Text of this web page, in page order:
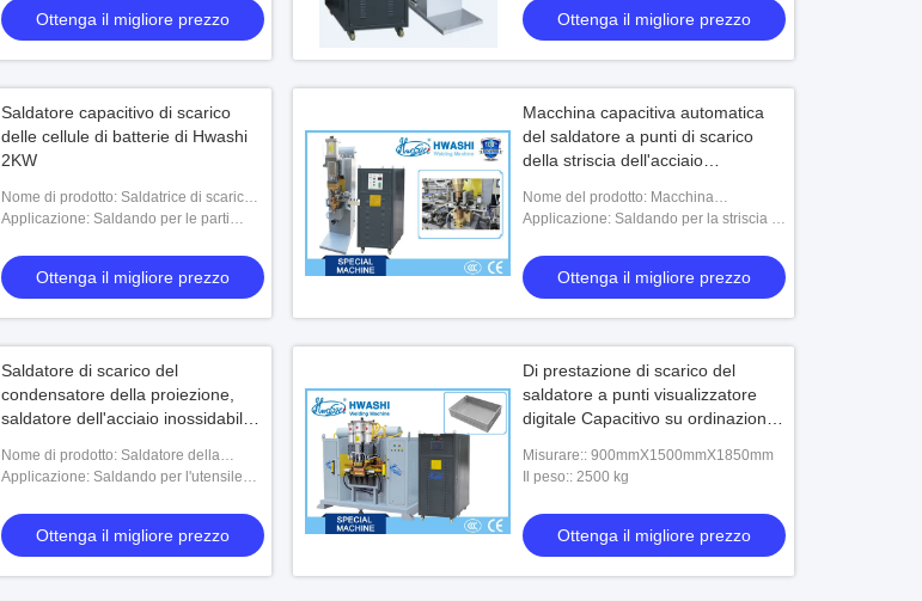
Ottenga il migliore prezzo Ottenga il migliore prezzo
Saldatore capacitivo di scarico
delle cellule di batterie di Hwashi
2KW
Nome di prodotto: Saldatrice di scarico
del condensatore di WL-C-2K per le
Applicazione: Saldando per le parti
Ottenga il migliore prezzo
Macchina capacitiva automatica
del saldatore a punti di scarico
della striscia dell'acciaio
Nome del prodotto: Macchina
automatica della saldatura a punti di
dell'acciaio
Applicazione: Saldando per la striscia di
Ottenga il migliore prezzo
Saldatore di scarico del
condensatore della proiezione,
saldatore dell'acciaio inossidabile
Nome di prodotto: Saldatore della
proiezione di scarico del condensatore,
ac
Applicazione: Saldando per l'utensile
Ottenga il migliore prezzo
Di prestazione di scarico del
saldatore a punti visualizzatore
digitale Capacitivo su ordinazione
Misurare:: 900mmX1500mmX1850mm
Il peso:: 2500 kg
Ottenga il migliore prezzo